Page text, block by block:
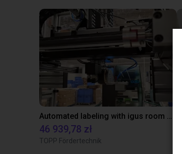
Automated labeling with igus room gantry and a cab label printer
46 939,78 zł
TOPP Fördertechnik